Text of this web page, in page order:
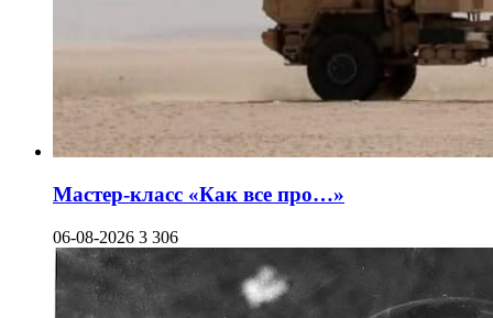
Мастер-класс «Как все про…»
06-08-2026 3 306